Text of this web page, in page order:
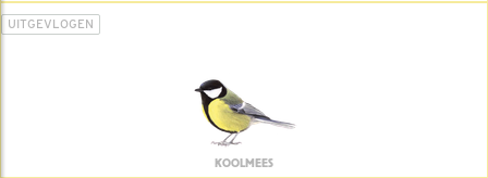
UITGEVLOGEN
KOOLMEES